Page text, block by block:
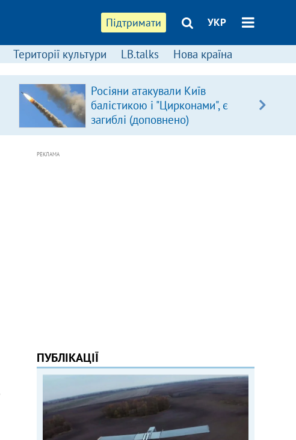
Підтримати УКР
Території культури LB.talks Нова країна
Росіяни атакували Київ
балістикою і "Цирконами", є
загиблі (доповнено)
РЕКЛАМА
ПУБЛІКАЦІЇ